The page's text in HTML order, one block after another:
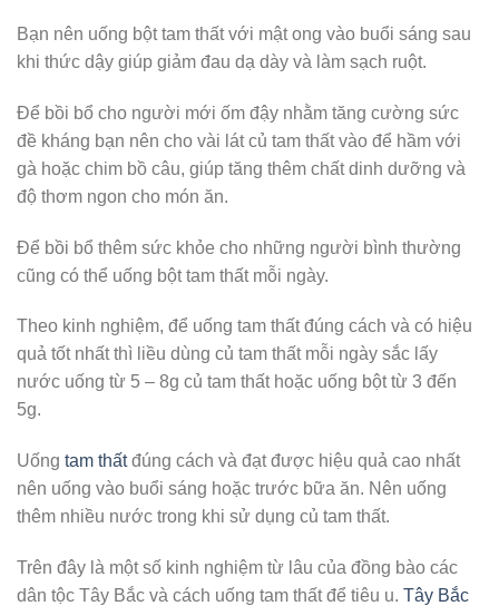
Bạn nên uống bột tam thất với mật ong vào buổi sáng sau
khi thức dậy giúp giảm đau dạ dày và làm sạch ruột.
Để bồi bổ cho người mới ốm đậy nhằm tăng cường sức
đề kháng bạn nên cho vài lát củ tam thất vào để hầm với
gà hoặc chim bồ câu, giúp tăng thêm chất dinh dưỡng và
độ thơm ngon cho món ăn.
Để bồi bổ thêm sức khỏe cho những người bình thường
cũng có thể uống bột tam thất mỗi ngày.
Theo kinh nghiệm, để uống tam thất đúng cách và có hiệu
quả tốt nhất thì liều dùng củ tam thất mỗi ngày sắc lấy
nước uống từ 5 – 8g củ tam thất hoặc uống bột từ 3 đến
5g.
Uống tam thấtđúng cách và đạt được hiệu quả cao nhất
nên uống vào buổi sáng hoặc trước bữa ăn. Nên uống
thêm nhiều nước trong khi sử dụng củ tam thất.
Trên đây là một số kinh nghiệm từ lâu của đồng bào các
dân tộc Tây Bắc và cách uống tam thất để tiêu u. Tây Bắc